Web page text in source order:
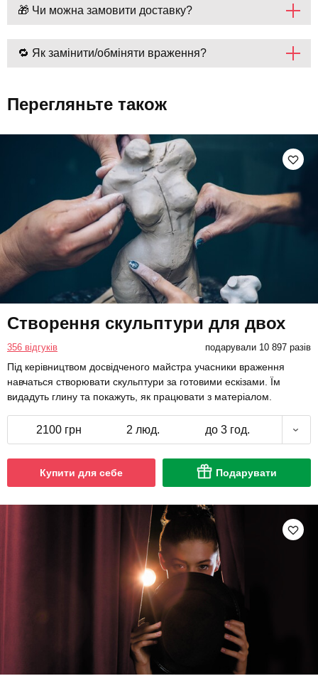
🎁 Чи можна замовити доставку?
🔁 Як замінити/обміняти враження?
Перегляньте також
Створення скульптури для двох
356 відгуків подарували 10 897 разів
Під керівництвом досвідченого майстра учасники враження
навчаться створювати скульптури за готовими ескізами. Їм
видадуть глину та покажуть, як працювати з матеріалом.
2100 грн 2 люд. до 3 год.
Купити для себе Подарувати